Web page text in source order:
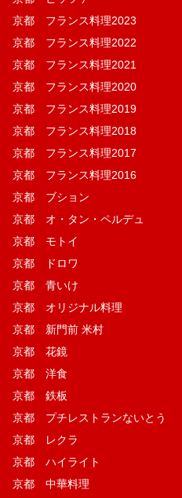
京都 フランス料理2023
京都 フランス料理2022
京都 フランス料理2021
京都 フランス料理2020
京都 フランス料理2019
京都 フランス料理2018
京都 フランス料理2017
京都 フランス料理2016
京都 ブション
京都 オ・タン・ペルデュ
京都 モトイ
京都 ドロワ
京都 青いけ
京都 オリジナル料理
京都 新門前 米村
京都 花鏡
京都 洋食
京都 鉄板
京都 プチレストランないとう
京都 レクラ
京都 ハイライト
京都 中華料理